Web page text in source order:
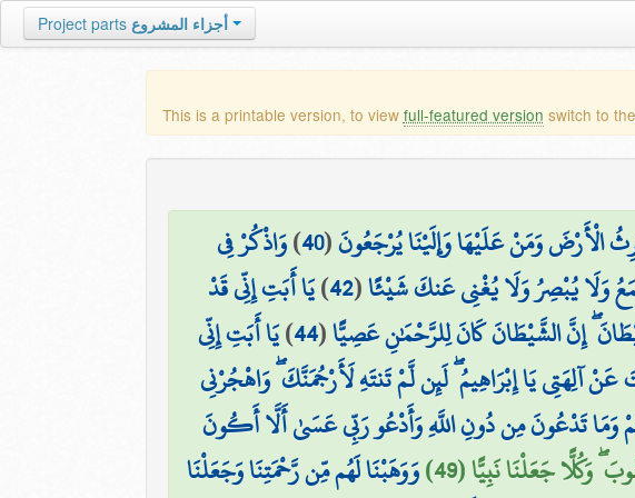
Project parts أجزاء المشروع
This is a printable version, to view full-featured version switch to the
الْأَرْضَ وَمَنْ عَلَيْهَا وَإِلَيْنَا يُرْجَعُونَ(
40
)وَاذْكُرْ فِي
وَلَا يُبْصِرُ وَلَا يُغْنِي عَنكَ شَيْئًا(
42
)يَا أَبَتِ إِنِّي قَدْ
إِنَّ الشَّيْطَانَ كَانَ لِلرَّحْمَٰنِ عَصِيًّا(
44
)يَا أَبَتِ إِنِّي
آلِهَتِي يَا إِبْرَاهِيمُ ۖ لَئِن لَّمْ تَنتَهِ لَأَرْجُمَنَّكَ ۖ وَاهْجُرْنِي
تَدْعُونَ مِن دُونِ اللَّهِ وَأَدْعُو رَبِّي عَسَىٰ أَلَّا أَكُونَ
وَكُلًّا جَعَلْنَا نَبِيًّا (49)
وَوَهَبْنَا لَهُم مِّن رَّحْمَتِنَا وَجَعَلْنَا